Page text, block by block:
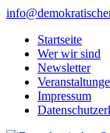
Zum
springenStartseite
Wer wir sind
Newsletter
Impressum